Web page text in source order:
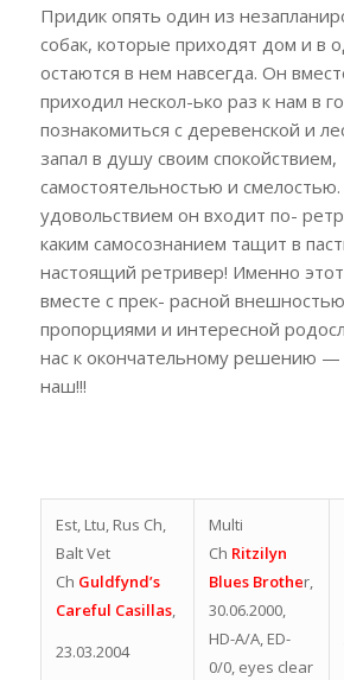
Придик опять один из
собак, которые приходят дом и в
остаются в нем навсегда. Он
приходил нескол-ько раз к нам в
познакомиться с деревенской и
зaпал в душу своим спокойствием,
самостоятельностью и смелостью.
удовольствием он входит по-
каким самосознанием тащит в
настоящий ретривер! Именно
вместе с прек- расной
пропорциями и интересной
нас к окончательному решению —
наш!!!
Est, Ltu, Rus Ch,
Balt Vet
Ch Guldfynd’s
Careful Casillas,
23.03.2004
Multi
Ch Ritzilyn
Blues Brother,
30.06.2000,
HD-A/A, ED-
0/0, eyes clear